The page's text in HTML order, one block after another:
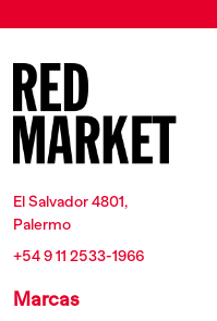
El Salvador 4801,
Palermo
+54 9 11 2533-1966
Marcas